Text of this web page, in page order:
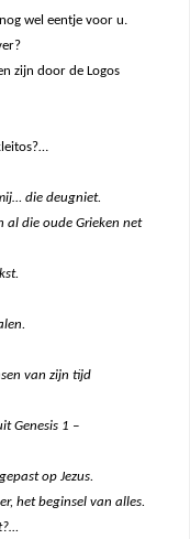
wel eentje voor u.
zijn door de Logos
die deugniet.
al die oude Grieken net
van zijn tijd
Genesis 1 –
op Jezus.
het beginsel van alles.